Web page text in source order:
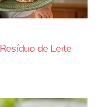
de Leite